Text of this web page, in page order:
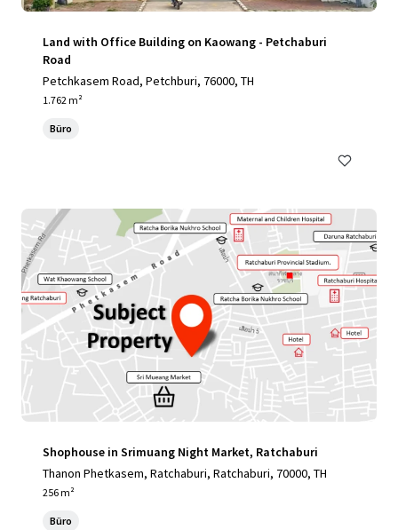
Land with Office Building on Kaowang - Petchaburi
Road
Petchkasem Road, Petchburi, 76000, TH
1.762 m²
Büro
Shophouse in Srimuang Night Market, Ratchaburi
Thanon Phetkasem, Ratchaburi, Ratchaburi, 70000, TH
256 m²
Büro